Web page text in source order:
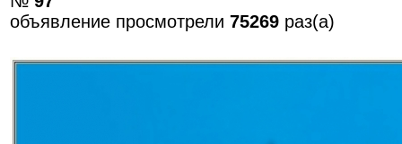
объявление просмотрели 75269 раз(а)